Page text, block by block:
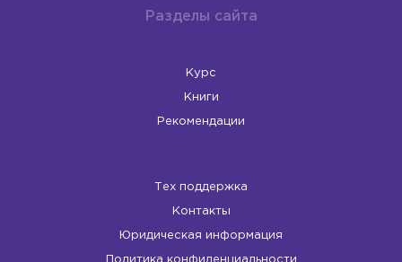
Разделы сайта
Курс
Книги
Рекомендации
Тех поддержка
Контакты
Юридическая информация
Политика конфиденциальности